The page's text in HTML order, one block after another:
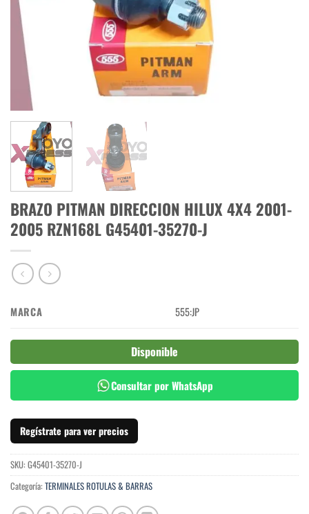
BRAZO PITMAN DIRECCION HILUX 4X4 2001-
2005 RZN168L G45401-35270-J
MARCA 555:JP
Disponible
Consultar por WhatsApp
Regístrate para ver precios
SKU: G45401-35270-J
Categoría: TERMINALES ROTULAS & BARRAS